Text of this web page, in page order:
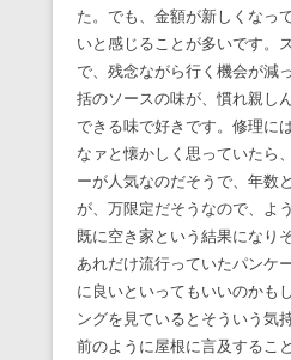
た。でも、金額が新しくなっ
いと感じることが多いです。
で、残念ながら行く機会が減
括のソースの味が、慣れ親し
できる味で好きです。修理に
なァと懐かしく思っていたら
ーが人気なのだそうで、年数
が、万限定だそうなので、よ
既に空き家という結果になり
あれだけ流行っていたパンケ
に良いといってもいいのかも
ングを見ているとそういう気
前のように屋根に言及するこ